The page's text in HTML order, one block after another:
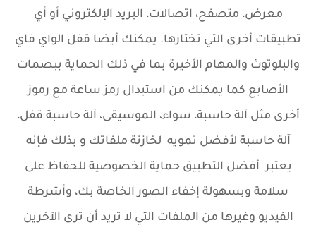
معرض، متصفح، اتصالات، البريد الإلكتروني أو أي
تطبيقات أخرى التي تختارها. يمكنك أيضا قفل الواي فاي
والبلوتوث والمهام الأخيرة بما في ذلك الحماية ببصمات
الأصابع كما يمكنك من استبدال رمز ساعة مع رموز
أخرى مثل آلة حاسبة، سواء، الموسيقى، آلة حاسبة قفل،
آلة حاسبة لأفضل تمويه لخازنة ملفاتك و بذلك فإنه
يعتبر أفضل التطبيق حماية الخصوصية للحفاظ على
سلامة وبسهولة إخفاء الصور الخاصة بك، وأشرطة
الفيديو وغيرها من الملفات التي لا تريد أن ترى الآخرين